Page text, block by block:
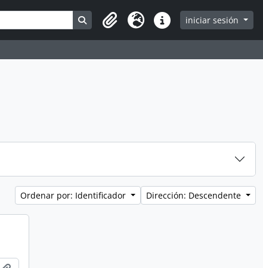
Search in browse page
Clipboard
Idioma Enlaces rápidos
iniciar sesión
Ordenar por: Identificador Dirección: Descendente